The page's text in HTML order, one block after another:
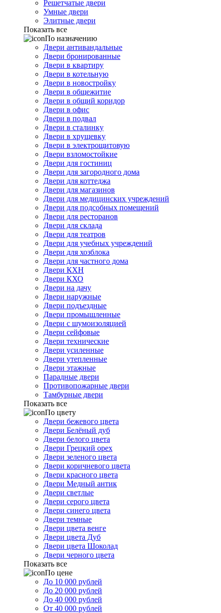
Решетчатые двери
Умные двери
Элитные двери
Показать все
По назначению
Двери антивандальные
Двери бронированные
Двери в квартиру
Двери в котельную
Двери в новостройку
Двери в общежитие
Двери в общий коридор
Двери в офис
Двери в подвал
Двери в сталинку
Двери в хрущевку
Двери в электрощитовую
Двери взломостойкие
Двери для гостиниц
Двери для загородного дома
Двери для коттеджа
Двери для магазинов
Двери для медицинских учреждений
Двери для подсобных помещений
Двери для ресторанов
Двери для склада
Двери для театров
Двери для учебных учреждений
Двери для хозблока
Двери для частного дома
Двери КХН
Двери КХО
Двери на дачу
Двери наружные
Двери подъездные
Двери промышленные
Двери с шумоизоляцией
Двери сейфовые
Двери технические
Двери усиленные
Двери утепленные
Двери этажные
Парадные двери
Противопожарные двери
Тамбурные двери
Показать все
По цвету
Двери бежевого цвета
Двери Белёный дуб
Двери белого цвета
Двери Грецкий орех
Двери зеленого цвета
Двери коричневого цвета
Двери красного цвета
Двери Медный антик
Двери светлые
Двери серого цвета
Двери синего цвета
Двери темные
Двери цвета венге
Двери цвета Дуб
Двери цвета Шоколад
Двери черного цвета
Показать все
По цене
До 10 000 рублей
До 20 000 рублей
До 40 000 рублей
От 40 000 рублей